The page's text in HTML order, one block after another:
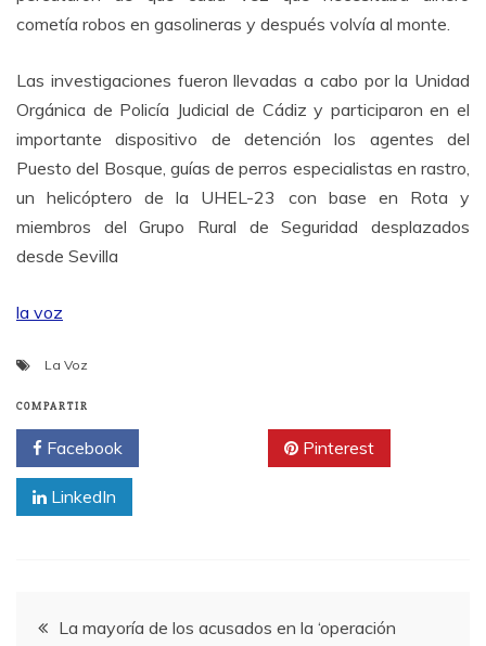
cometía robos en gasolineras y después volvía al monte.
Las investigaciones fueron llevadas a cabo por la Unidad
Orgánica de Policía Judicial de Cádiz y participaron en el
importante dispositivo de detención los agentes del
Puesto del Bosque, guías de perros especialistas en rastro,
un helicóptero de la UHEL-23 con base en Rota y
miembros del Grupo Rural de Seguridad desplazados
desde Sevilla
la voz
La Voz
COMPARTIR
Facebook Pinterest
LinkedIn
Navegación
La mayoría de los acusados en la ‘operación